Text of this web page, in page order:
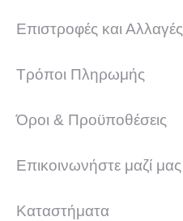
Επιστροφές και Αλλαγές
Τρόποι Πληρωμής
Όροι & Προϋποθέσεις
Επικοινωνήστε μαζί μας
Καταστήματα